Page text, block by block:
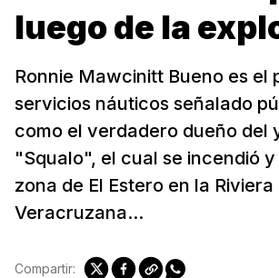
luego de la
Ronnie Mawcinitt Bueno es el
servicios náuticos señalado
como el verdadero dueño del
"Squalo", el cual se incendió
zona de El Estero en la Riviera
Veracruzana...
Compartir: